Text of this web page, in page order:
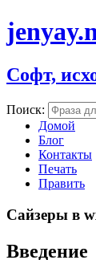
Софт,
Поиск:
Домой
Блог
Контакты
Печать
Править
Сайзеры в
Введение